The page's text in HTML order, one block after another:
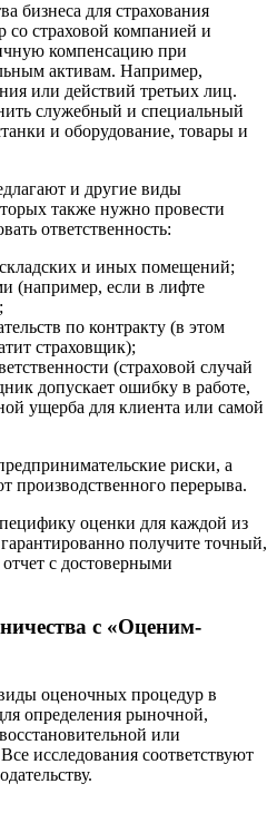
бизнеса для страхования
со страховой компанией и
компенсацию при
активам. Например,
или действий третьих лиц.
служебный и специальный
и оборудование, товары и
и другие виды
также нужно провести
ответственность:
и иных помещений;
(например, если в лифте
по контракту (в этом
страховщик);
(страховой случай
допускает ошибку в работе,
ущерба для клиента или самой
риски, а
производственного перерыва.
оценки для каждой из
получите точный,
с достоверными
с «Оценим-
оценочных процедур в
определения рыночной,
или
исследования соответствуют